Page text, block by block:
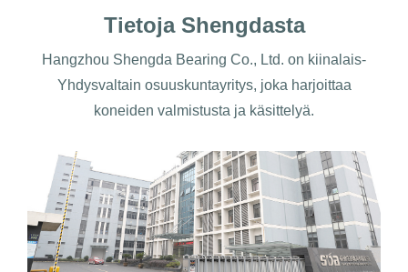
Tietoja Shengdasta
Hangzhou Shengda Bearing Co., Ltd. on kiinalais-
Yhdysvaltain osuuskuntayritys, joka harjoittaa
koneiden valmistusta ja käsittelyä.